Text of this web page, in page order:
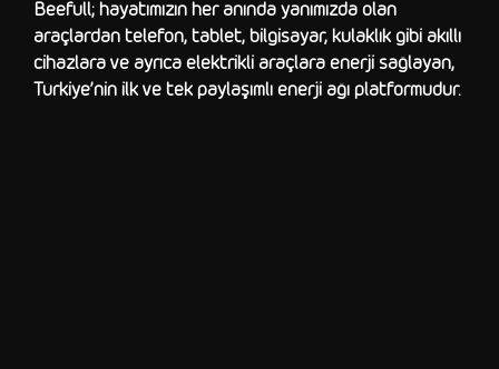
Beefull; hayatımızın her anında yanımızda olan
araçlardan telefon, tablet, bilgisayar, kulaklık gibi akıllı
cihazlara ve ayrıca elektrikli araçlara enerji sağlayan,
Türkiye’nin ilk ve tek paylaşımlı enerji ağı platformudur.